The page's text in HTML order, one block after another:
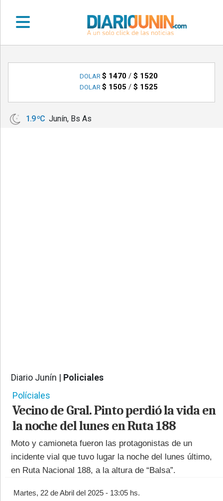
•
LOCALES
•
DOLAR $ 1470/ $ 1520
DOLAR $ 1505 / $ 1525
1.9 ºC Junín, Bs As
Diario Junín | Policiales
Políciales
Vecino de Gral. Pinto perdió la vida en
la noche del lunes en Ruta 188
Moto y camioneta fueron las protagonistas de un
incidente vial que tuvo lugar la noche del lunes último,
en Ruta Nacional 188, a la altura de “Balsa”.
Martes, 22 de Abril del 2025 - 13:05 hs.